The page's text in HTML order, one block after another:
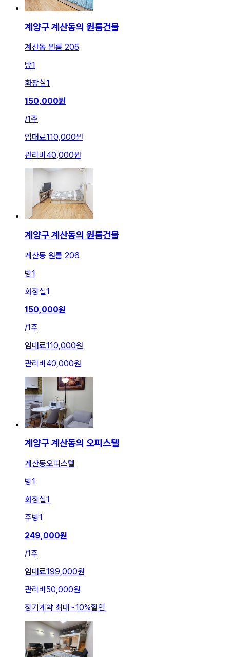
계양구 계산동의 원룸건물
계산동 원룸 205
방1
화장실1
150,000원
/1주
임대료110,000원
관리비 40,000원
계양구 계산동의 원룸건물
계산동 원룸 206
방1
화장실1
150,000원
/1주
임대료110,000원
관리비 40,000원
계양구 계산동의 오피스텔
계산동오피스텔
방1
화장실1
주방1
249,000원
/1주
임대료199,000원
관리비 50,000원
장기계약 최대 ~10%할인